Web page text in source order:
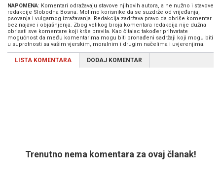
NAPOMENA: Komentari odražavaju stavove njihovih autora, a ne nužno i stavove
redakcije Slobodna Bosna. Molimo korisnike da se suzdrže od vrijeđanja,
psovanja i vulgarnog izražavanja. Redakcija zadržava pravo da obriše komentar
bez najave i objašnjenja. Zbog velikog broja komentara redakcija nije dužna
obrisati sve komentare koji krše pravila. Kao čitalac također prihvatate
mogućnost da među komentarima mogu biti pronađeni sadržaji koji mogu biti
u suprotnosti sa vašim vjerskim, moralnim i drugim načelima i uvjerenjima.
LISTA KOMENTARA DODAJ KOMENTAR
Trenutno nema komentara za ovaj članak!